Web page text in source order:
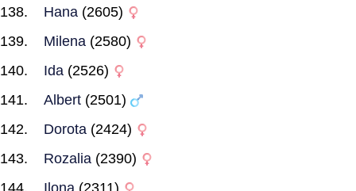
Hana (2605)
Milena (2580)
Ida (2526)
Albert (2501)
Dorota (2424)
Rozalia (2390)
Ilona (2311)